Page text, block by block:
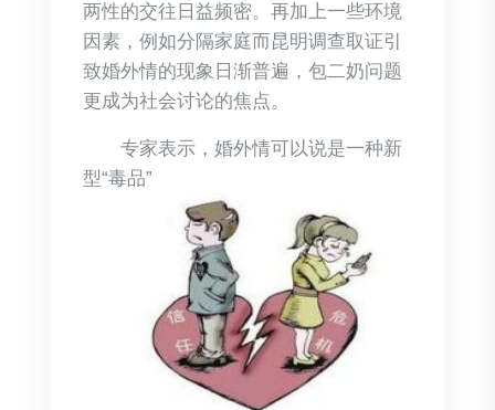
两性的交往日益频密。再加上一些环境
因素，例如分隔家庭而昆明调查取证引
致婚外情的现象日渐普遍，包二奶问题
更成为社会讨论的焦点。
专家表示，婚外情可以说是一种新
型“毒品”